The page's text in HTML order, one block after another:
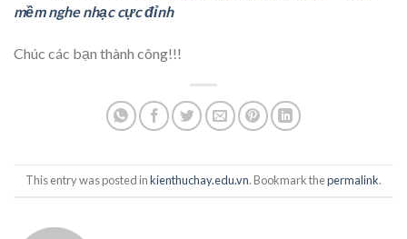
mềm nghe nhạc cực đỉnh
Chúc các bạn thành công!!!
This entry was posted inkienthuchay.edu.vn. Bookmark thepermalink.